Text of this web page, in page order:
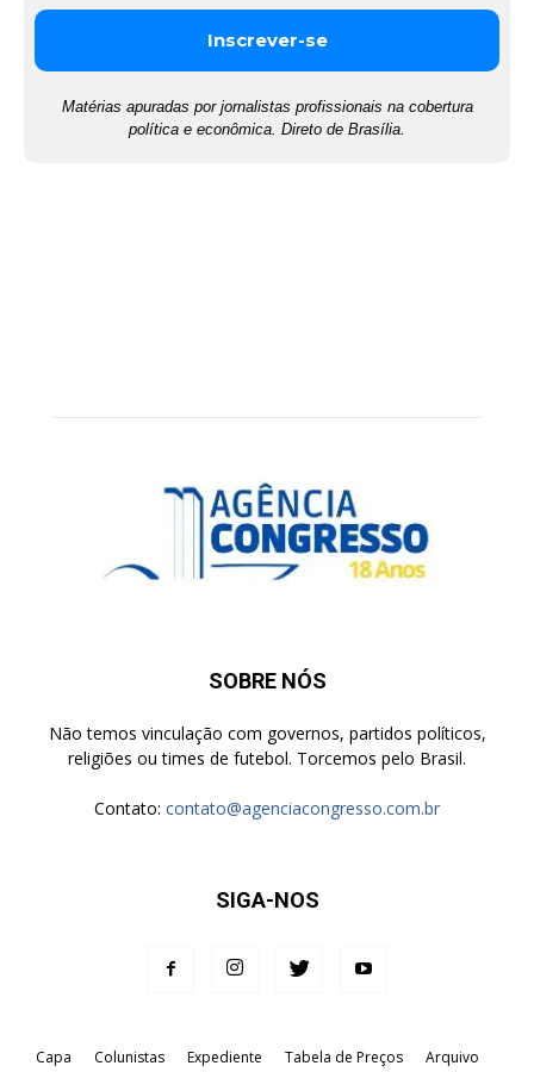
Matérias apuradas por jornalistas profissionais na cobertura
política e econômica. Direto de Brasília.
SOBRE NÓS
Não temos vinculação com governos, partidos políticos,
religiões ou times de futebol. Torcemos pelo Brasil.
Contato: contato@agenciacongresso.com.br
SIGA-NOS
Capa Colunistas Expediente Tabela de Preços
Arquivo